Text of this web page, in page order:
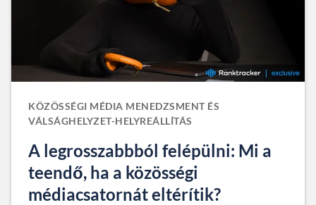
KÖZÖSSÉGI MÉDIA MENEDZSMENT ÉS
VÁLSÁGHELYZET-HELYREÁLLÍTÁS
A legrosszabbból felépülni: Mi a
teendő, ha a közösségi
médiacsatornát eltérítik?